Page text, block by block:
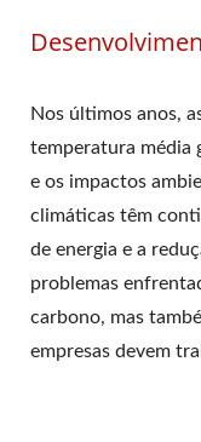
Nos últimos anos,
temperatura média
e os impactos
climáticas têm
de energia e a
problemas
carbono, mas
empresas devem